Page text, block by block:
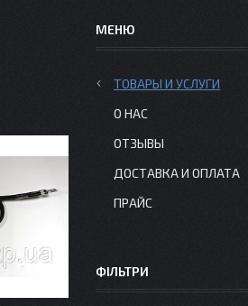
ТОВАРЫ И УСЛУГИ
О НАС
ОТЗЫВЫ
ДОСТАВКА И ОПЛАТА
ПРАЙС
ФІЛЬТРИ